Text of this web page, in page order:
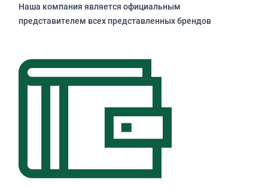
Наша компания является официальным
представителем всех представленных брендов